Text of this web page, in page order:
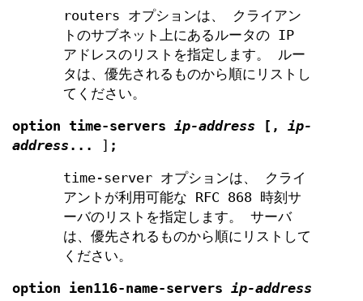
routers オプションは、 クライアン
トのサブネット上にあるルータの IP
アドレスのリストを指定します。 ルー
タは、優先されるものから順にリストし
てください。
option time-servers ip-address [, ip-
address ... ] ;
time-server オプションは、 クライ
アントが利用可能な RFC 868 時刻サ
ーバのリストを指定します。 サーバ
は、優先されるものから順にリストして
ください。
option ien116-name-servers ip-address